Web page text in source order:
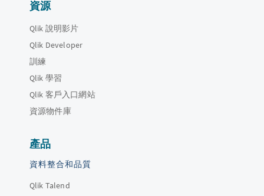
資源
Qlik 說明影片
Qlik Developer
訓練
Qlik 學習
Qlik 客戶入口網站
資源物件庫
產品
資料整合和品質
Qlik Talend